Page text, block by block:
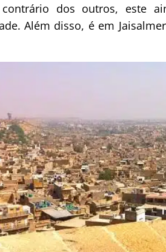
dos outros, este
Além disso, é em